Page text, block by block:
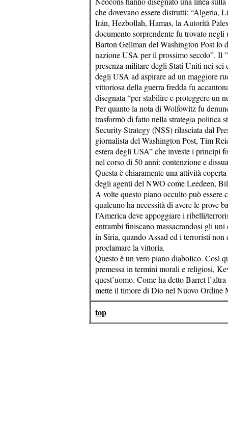
che dovevano essere distrutti: “Algeria,
Irán, Hezbollah, Hamas, la Autorità
documento sorprendente fu trovato
Barton Gellman del Washington Post lo
nazione USA per il prossimo secolo”. Il
presenza militare degli Stati Uniti nei sei
degli USA ad aspirare ad un maggiore
vittoriosa della guerra fredda fu
disegnata “per stabilire e proteggere un
Per quanto la nota di Wolfowitz fu
trasformò di fatto nella strategia politica
Security Strategy (NSS) rilasciata dal
giornalista del Washington Post, Tim
estera degli USA” che investe i principi
nel corso di 50 anni: contenzione e
Questa è chiaramente una attività
degli agenti del NWO come Leedeen,
A volte questo piano occulto può essere
qualcuno ha necessità di avere le prove
l’America deve appoggiare i ribelli/
entrambi finiscano massacrandosi gli
in Siria, quando Assad ed i terroristi
proclamare la vittoria.
Questo è un vero piano diabolico. Così
premessa in termini morali e religiosi,
quest’uomo. Come ha detto Barret
mette il timore di Dio nel Nuovo Ordine
top